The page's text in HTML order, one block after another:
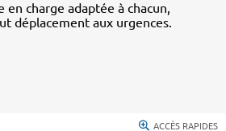
en charge adaptée à chacun,
déplacement aux urgences.
ACCÈS RAPIDES